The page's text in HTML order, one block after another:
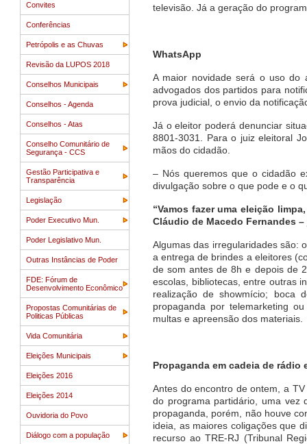
Convites
Conferências
Petrópolis e as Chuvas
Revisão da LUPOS 2018
Conselhos Municipais
Conselhos - Agenda
Conselhos - Atas
Conselho Comunitário de
Segurança - CCS
Gestão Participativa e
Transparência
Legislação
Poder Executivo Mun.
Poder Legislativo Mun.
Outras Instâncias de Poder
FDE: Fórum de
Desenvolvimento Econômico
Propostas Comunitárias de
Politicas Públicas
Vida Comunitária
Eleições Municipais
Eleições 2016
Eleições 2014
Ouvidoria do Povo
Diálogo com a população
televisão. Já a geração do
WhatsApp
A maior novidade será o uso do
advogados dos partidos para
prova judicial, o envio da
Já o eleitor poderá denunciar
8801-3031. Para o juiz eleitoral
mãos do cidadão.
– Nós queremos que o cidadão
divulgação sobre o que pode e o
“Vamos fazer uma eleição
Cláudio de Macedo Fernandes
Algumas das irregularidades são:
a entrega de brindes a eleitores
de som antes de 8h e depois de
escolas, bibliotecas, entre outras
realização de showmício; boca
propaganda por telemarketing
multas e apreensão dos materiais.
Propaganda em cadeia de rádio
Antes do encontro de ontem, a
do programa partidário, uma vez
propaganda, porém, não houve
ideia, as maiores coligações que
recurso ao TRE-RJ (Tribunal